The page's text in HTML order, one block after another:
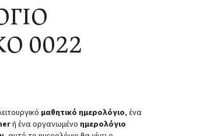
0022
μαθητικό ημερολόγιο, ένα
ή ένα οργανωμένο ημερολόγιο